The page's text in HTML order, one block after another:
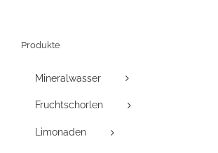
Produkte
Mineralwasser
Fruchtschorlen
Limonaden